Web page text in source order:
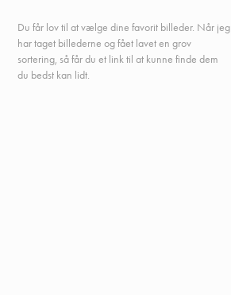
Du får lov til at vælge dine favorit billeder. Når jeg
har taget billederne og fået lavet en grov
sortering, så får du et link til at kunne finde dem
du bedst kan lidt.